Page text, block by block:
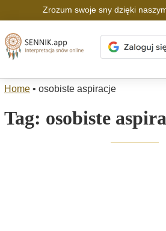
Zrozum swoje sny dzięki
Home • osobiste aspiracje
Tag: osobiste